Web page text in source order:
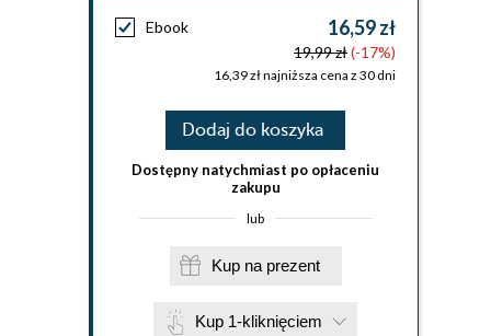
Ebook 16,59 zł
19,99 zł(-17%)
16,39 zł najniższa cena z 30 dni
Dodaj do koszyka
Dostępny natychmiast po opłaceniu
zakupu
lub
Kup na prezent
Kup 1-kliknięciem